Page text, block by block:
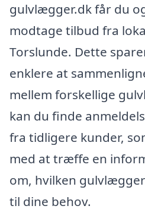
gulvlægger.dk får du
modtage tilbud fra
Torslunde. Dette
enklere at
mellem forskellige
kan du finde
fra tidligere kunder,
med at træffe en
om, hvilken
til dine behov.